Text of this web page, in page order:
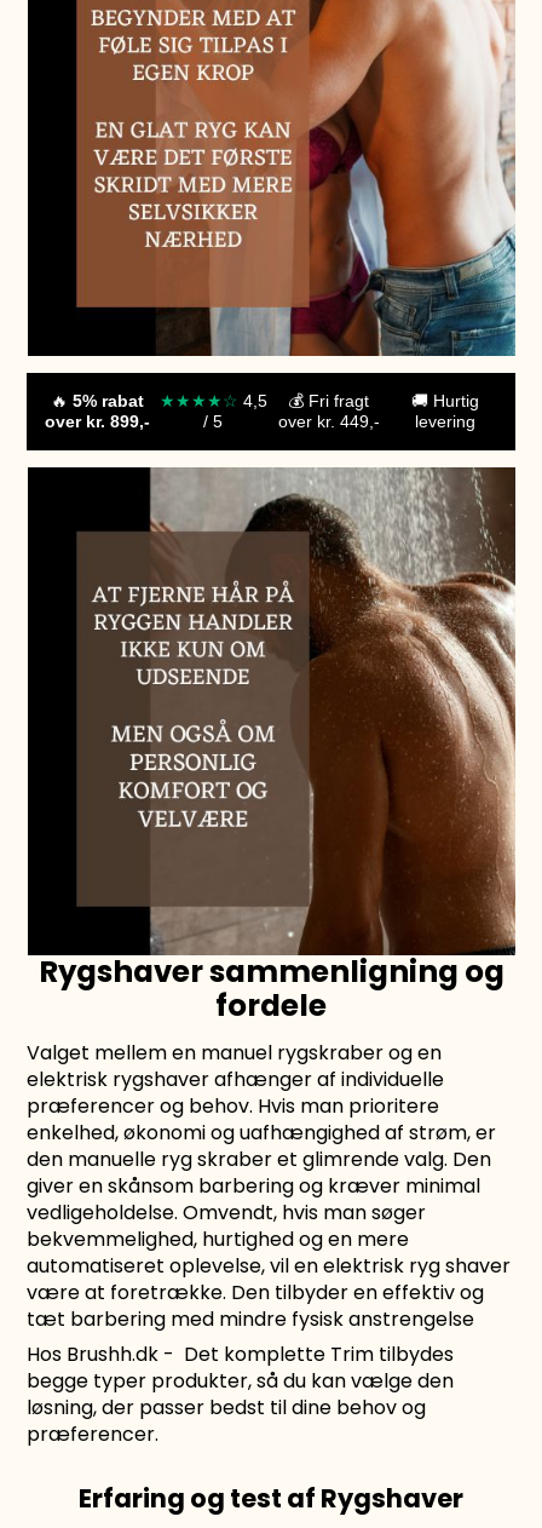
🔥 5% rabat
over kr. 899,-
★★★★☆ 4,5
/ 5
💰 Fri fragt
over kr. 449,-
🚚Hurtig
levering
Rygshaver sammenligning og
fordele
Valget mellem en manuel rygskraber og en
elektrisk rygshaver afhænger af individuelle
præferencer og behov. Hvis man prioritere
enkelhed, økonomi og uafhængighed af strøm, er
den manuelle ryg skraber et glimrende valg. Den
giver en skånsom barbering og kræver minimal
vedligeholdelse. Omvendt, hvis man søger
bekvemmelighed, hurtighed og en mere
automatiseret oplevelse, vil en elektrisk ryg shaver
være at foretrække. Den tilbyder en effektiv og
tæt barbering med mindre fysisk anstrengelse
Hos Brushh.dk - Det komplette Trim tilbydes
begge typer produkter, så du kan vælge den
løsning, der passer bedst til dine behov og
præferencer.
Erfaring og test af Rygshaver